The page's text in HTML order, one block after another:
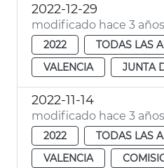
2022-12-29
modificado hace 3 años
2022
TODAS LAS
VALENCIA
JUNTA
2022-11-14
modificado hace 3 años
2022
TODAS LAS
VALENCIA